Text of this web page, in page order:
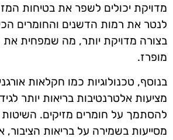
מדויקת יכולים לשפר את בטיחות
לנטר את רמות הדשנים והחומרים
בצורה מדויקת יותר, מה שמפחית את
מופרז.
בנוסף, טכנולוגיות כמו חקלאות
מציעות אלטרנטיבות בריאות יותר
להסתמך על חומרים מזיקים.
מסייעות בשמירה על בריאות הציבור,